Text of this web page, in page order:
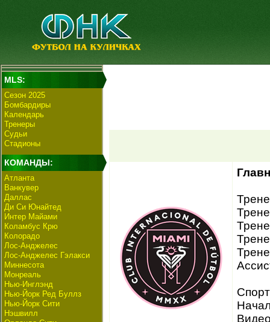
MLS:
Сезон 2025
Бомбардиры
Календарь
Тренеры
Судьи
Стадионы
КОМАНДЫ:
Атланта
Ванкувер
Даллас
Ди Си Юнайтед
Интер Майами
Коламбус Крю
Колорадо
Лос-Анджелес
Лос-Анджелес Гэлакси
Миннесота
Монреаль
Нью-Инглэнд
Нью-Йорк Ред Буллз
Нью-Йорк Сити
Нэшвилл